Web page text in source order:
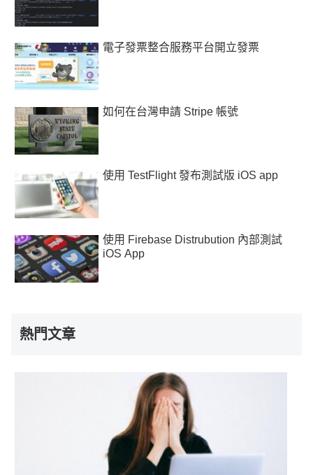
電子發票整合服務平台開立發票
如何在台灣申請 Stripe 帳號
使用 TestFlight 發布測試版 iOS app
使用 Firebase Distrubution 內部測試
iOS App
熱門文章